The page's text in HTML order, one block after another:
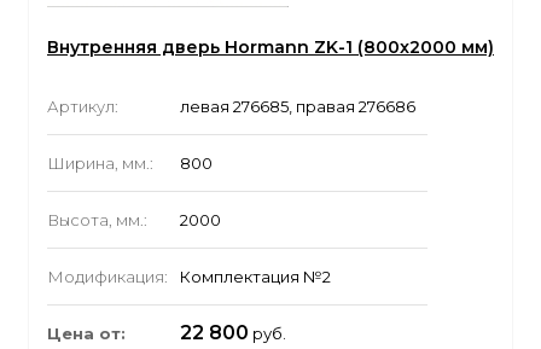
Внутренняя дверь Hormann ZK-1 (800x2000 мм)
Артикул: левая 276685, правая 276686
Ширина, мм.: 800
Высота, мм.: 2000
Модификация: Комплектация №2
Цена от: 22 800 руб.